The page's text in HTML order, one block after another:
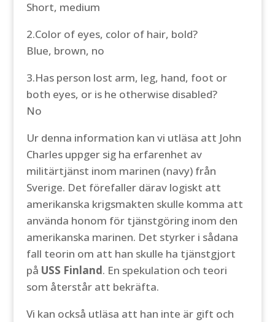
Short, medium
2.Color of eyes, color of hair, bold?
Blue, brown, no
3.Has person lost arm, leg, hand, foot or
both eyes, or is he otherwise disabled?
No
Ur denna information kan vi utläsa att John
Charles uppger sig ha erfarenhet av
militärtjänst inom marinen (navy) från
Sverige. Det förefaller därav logiskt att
amerikanska krigsmakten skulle komma att
använda honom för tjänstgöring inom den
amerikanska marinen. Det styrker i sådana
fall teorin om att han skulle ha tjänstgjort
på USS Finland. En spekulation och teori
som återstår att bekräfta.
Vi kan också utläsa att han inte är gift och